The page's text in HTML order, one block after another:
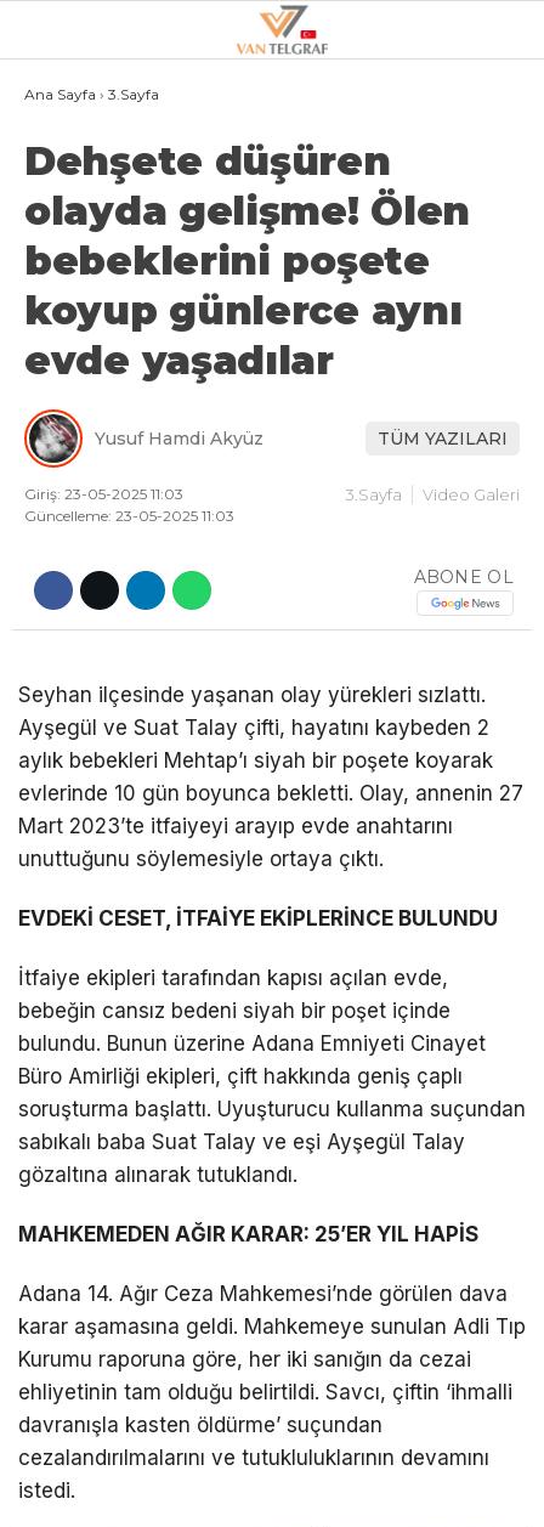
WhatsApp İhbar
Facebook
Youtube
TikTok
LinkedIn
21.3°
GALERİ VİDEO
VAN
BÖLGE
GÜNDEM
EKONOMI
MAGAZIN
DÜNYA
EĞITIM
DIĞER
Ana Sayfa › 3.Sayfa
Dehşete düşüren
olayda gelişme! Ölen
bebeklerini poşete
koyup günlerce aynı
evde yaşadılar
Yusuf Hamdi Akyüz TÜM YAZILARI
Giriş: 23-05-2025 11:03
Güncelleme: 23-05-2025 11:03
3.Sayfa Video Galeri
ABONE OL
Seyhan ilçesinde yaşanan olay yürekleri sızlattı.
Ayşegül ve Suat Talay çifti, hayatını kaybeden 2
aylık bebekleri Mehtap’ı siyah bir poşete koyarak
evlerinde 10 gün boyunca bekletti. Olay, annenin 27
Mart 2023’te itfaiyeyi arayıp evde anahtarını
unuttuğunu söylemesiyle ortaya çıktı.
EVDEKİ CESET, İTFAİYE EKİPLERİNCE BULUNDU
İtfaiye ekipleri tarafından kapısı açılan evde,
bebeğin cansız bedeni siyah bir poşet içinde
bulundu. Bunun üzerine Adana Emniyeti Cinayet
Büro Amirliği ekipleri, çift hakkında geniş çaplı
soruşturma başlattı. Uyuşturucu kullanma suçundan
sabıkalı baba Suat Talay ve eşi Ayşegül Talay
gözaltına alınarak tutuklandı.
MAHKEMEDEN AĞIR KARAR: 25’ER YIL HAPİS
Adana 14. Ağır Ceza Mahkemesi’nde görülen dava
karar aşamasına geldi. Mahkemeye sunulan Adli Tıp
Kurumu raporuna göre, her iki sanığın da cezai
ehliyetinin tam olduğu belirtildi. Savcı, çiftin ‘ihmalli
davranışla kasten öldürme’ suçundan
cezalandırılmalarını ve tutukluluklarının devamını
istedi.